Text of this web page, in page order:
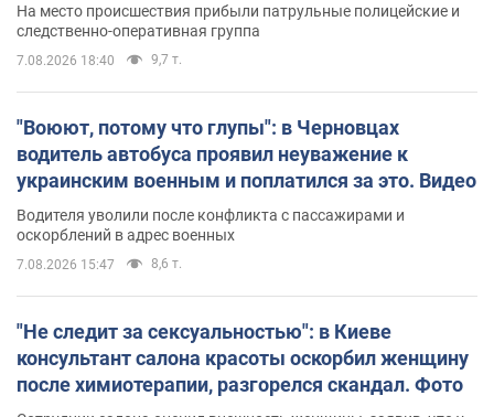
На место происшествия прибыли патрульные полицейские и
следственно-оперативная группа
7.08.2026 18:40 9,7 т.
"Воюют, потому что глупы": в Черновцах
водитель автобуса проявил неуважение к
украинским военным и поплатился за это. Видео
Водителя уволили после конфликта с пассажирами и
оскорблений в адрес военных
7.08.2026 15:47 8,6 т.
"Не следит за сексуальностью": в Киеве
консультант салона красоты оскорбил женщину
после химиотерапии, разгорелся скандал. Фото